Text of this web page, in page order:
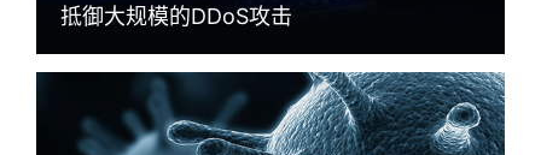
抵御大规模的DDoS攻击